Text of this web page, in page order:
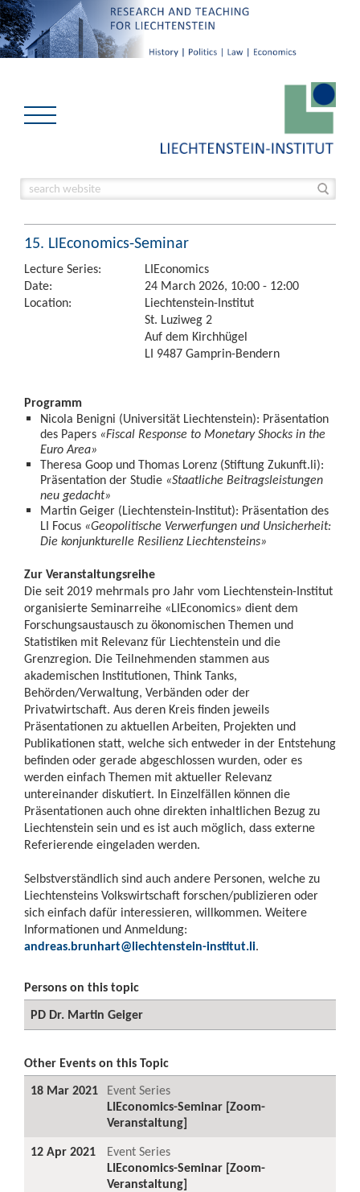
15. LIEconomics-Seminar
Lecture Series:
LIEconomics
Date:
24 March 2026, 10:00 - 12:00
Location:
Liechtenstein-Institut
St. Luziweg 2
Auf dem Kirchhügel
LI 9487 Gamprin-Bendern
Programm
Nicola Benigni (Universität Liechtenstein): Präsentation
des Papers «Fiscal Response to Monetary Shocks in the
Euro Area»
Theresa Goop und Thomas Lorenz (Stiftung Zukunft.li):
Präsentation der Studie «Staatliche Beitragsleistungen
neu gedacht»
Martin Geiger (Liechtenstein-Institut): Präsentation des
LI Focus «Geopolitische Verwerfungen und Unsicherheit:
Die konjunkturelle Resilienz Liechtensteins»
Zur Veranstaltungsreihe
Die seit 2019 mehrmals pro Jahr vom Liechtenstein-Institut
organisierte Seminarreihe «LIEconomics» dient dem
Forschungsaustausch zu ökonomischen Themen und
Statistiken mit Relevanz für Liechtenstein und die
Grenzregion. Die Teilnehmenden stammen aus
akademischen Institutionen, Think Tanks,
Behörden/Verwaltung, Verbänden oder der
Privatwirtschaft. Aus deren Kreis finden jeweils
Präsentationen zu aktuellen Arbeiten, Projekten und
Publikationen statt, welche sich entweder in der Entstehung
befinden oder gerade abgeschlossen wurden, oder es
werden einfach Themen mit aktueller Relevanz
untereinander diskutiert. In Einzelfällen können die
Präsentationen auch ohne direkten inhaltlichen Bezug zu
Liechtenstein sein und es ist auch möglich, dass externe
Referierende eingeladen werden.
Selbstverständlich sind auch andere Personen, welche zu
Liechtensteins Volkswirtschaft forschen/publizieren oder
sich einfach dafür interessieren, willkommen. Weitere
Informationen und Anmeldung:
andreas.brunhart@liechtenstein-institut.li.
Persons on this topic
PD Dr. Martin Geiger
Other Events on this Topic
18 Mar 2021
Event Series
LIEconomics-Seminar [Zoom-
Veranstaltung]
12 Apr 2021
Event Series
LIEconomics-Seminar [Zoom-
Veranstaltung]